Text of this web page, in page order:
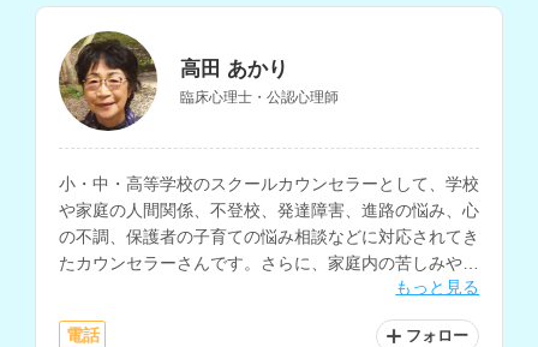
高田 あかり
臨床心理士・公認心理師
小・中・高等学校のスクールカウンセラーとして、学校
や家庭の人間関係、不登校、発達障害、進路の悩み、心
の不調、保護者の子育ての悩み相談などに対応されてき
たカウンセラーさんです。さらに、家庭内の苦しみや職
場の人間関係など、人生における様々な悩み事の相談に
もっと見る
電話 フォロー